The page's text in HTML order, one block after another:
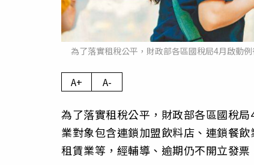
為了落實租稅公平，財政部各區國稅局4月啟動
A+ A-
為了落實租稅公平，財政部各區國稅
業對象包含連鎖加盟飲料店、連鎖餐
租賃業等，經輔導、逾期仍不開立發票